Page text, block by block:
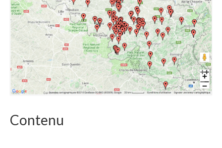
Contenu